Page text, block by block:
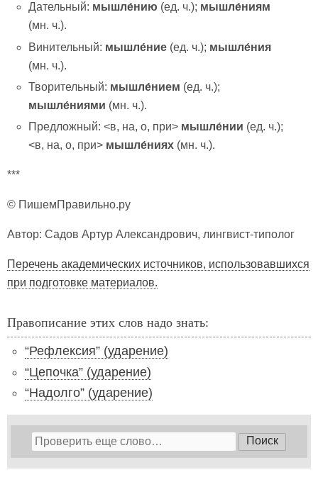
Дательный: мышле́нию (ед. ч.); мышле́ниям
(мн. ч.).
Винительный: мышле́ние (ед. ч.); мышле́ния
(мн. ч.).
Творительный: мышле́нием (ед. ч.);
мышле́ниями (мн. ч.).
Предложный: <в, на, о, при> мышле́нии (ед. ч.);
<в, на, о, при> мышле́ниях (мн. ч.).
***
© ПишемПравильно.ру
Автор: Садов Артур Александрович, лингвист-типолог
Перечень академических источников, использовавшихся
при подготовке материалов.
Правописание этих слов надо знать:
“Рефлексия” (ударение)
“Цепочка” (ударение)
“Надолго” (ударение)